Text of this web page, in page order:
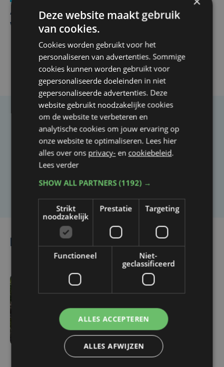
Autobestuurster rijdt na foutief manoeuvre tegen
winkelgevel in Ieper
Taalfout opgemerkt?
Heb je een taal- of schrijffout opgemerkt in dit
artikel?
Laat het ons weten
Lees ook
aardappelteelt: "Op
sommige percelen
verliezen we tot de helft
van de opbrengst"
Deze website maakt gebruik
van cookies.
Cookies worden gebruikt voor het
personaliseren van advertenties. Sommige
cookies kunnen worden gebruikt voor
gepersonaliseerde doeleinden in niet
gepersonaliseerde advertenties. Deze
website gebruikt noodzakelijke cookies
om de website te verbeteren en
analytische cookies om jouw ervaring op
onze website te optimaliseren. Lees hier
alles over ons privacy- en cookiebeleid.
Lees verder
SHOW ALL PARTNERS(1192) →
Strikt
noodzakelijk
Prestatie Targeting
Functioneel
Niet-
geclassificeerd
ALLES ACCEPTEREN
ALLES AFWIJZEN